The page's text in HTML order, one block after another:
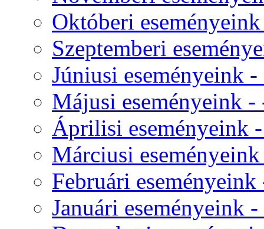
Októberi
Szeptemberi
Júniusi eseményeink
Májusi eseményeink
Áprilisi eseményeink
Márciusi
Februári
Januári eseményeink